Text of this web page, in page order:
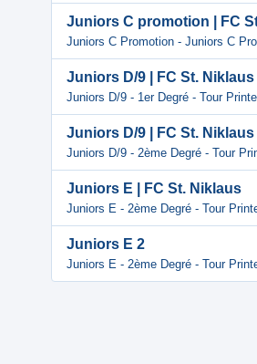
Juniors C promotion | FC
Juniors C Promotion - Juniors C
Juniors D/9 | FC St. Niklaus
Juniors D/9 - 1er Degré - Tour
Juniors D/9 | FC St. Niklaus
Juniors D/9 - 2ème Degré - Tour
Juniors E | FC St. Niklaus
Juniors E - 2ème Degré - Tour
Juniors E 2
Juniors E - 2ème Degré - Tour